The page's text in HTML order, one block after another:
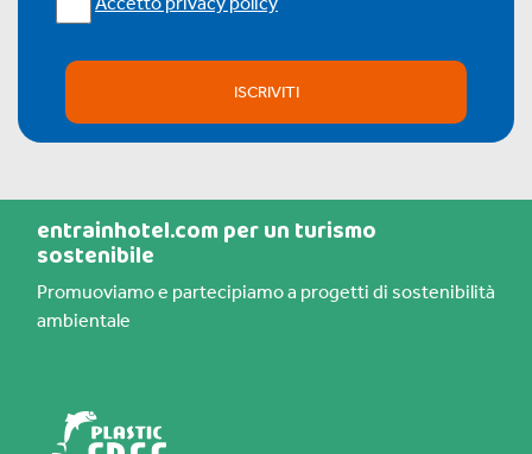
ISCRIVITI
entrainhotel.com per un turismo
sostenibile
Promuoviamo e partecipiamo a progetti di sostenibilità
ambientale